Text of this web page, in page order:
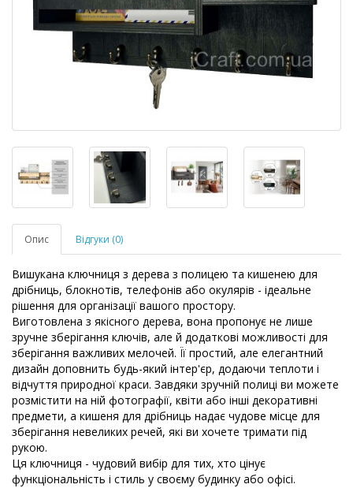
Опис Відгуки (0)
Вишукана ключниця з дерева з полицею та кишенею для
дрібниць, блокнотів, телефонів або окулярів - ідеальне
рішення для організації вашого простору.
Виготовлена з якісного дерева, вона пропонує не лише
зручне зберігання ключів, але й додаткові можливості для
зберігання важливих мелочей. Її простий, але елегантний
дизайн доповнить будь-який інтер'єр, додаючи теплоти і
відчуття природної краси. Завдяки зручній полиці ви можете
розмістити на ній фотографії, квіти або інші декоративні
предмети, а кишеня для дрібниць надає чудове місце для
зберігання невеликих речей, які ви хочете тримати під
рукою.
Ця ключниця - чудовий вибір для тих, хто цінує
функціональність і стиль у своєму будинку або офісі.